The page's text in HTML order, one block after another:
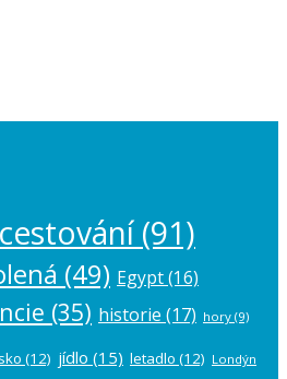
cestování(91)
(49) Egypt(16)
(35) historie (17) hory (9)
(12) jídlo (15) letadlo (12) Londýn